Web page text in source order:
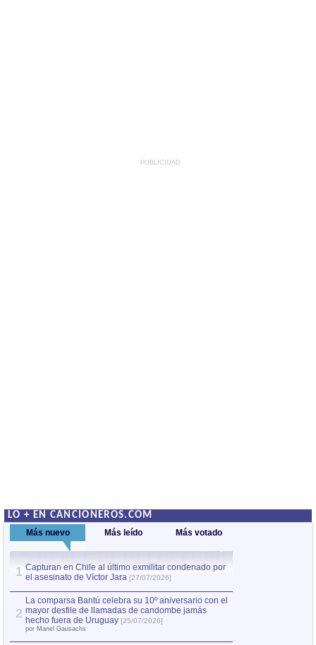
PUBLICIDAD
LO + EN CANCIONEROS.COM
Más nuevo Más leído Más votado
1 Capturan en Chile al último exmilitar condenado por
el asesinato de Víctor Jara [27/07/2026]
2
La comparsa Bantú celebra su 10º aniversario con el
mayor desfile de llamadas de candombe jamás
hecho fuera de Uruguay [25/07/2026]
por Manel Gausachs